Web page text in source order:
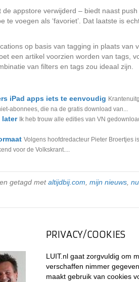
de appstore verwijderd – biedt naast
te voegen als ‘favoriet’. Dat laatste is
op basis van tagging in plaats van
een artikel voorzien worden van tags,
van filters en tags zou ideaal zijn.
iPad apps iets te eenvoudig
abonnees, die na de gratis download van...
later
Ik heb trouw alle edities van VN
Volgens hoofdredacteur Pieter Broertjes
voor de Volkskrant....
en getagd metaltijdbij.com mijn nieuws
PRIVACY/COOKIES
LUIT.nl gaat zorgvuldig om
verschaffen nimmer
maakt gebruik van cookies